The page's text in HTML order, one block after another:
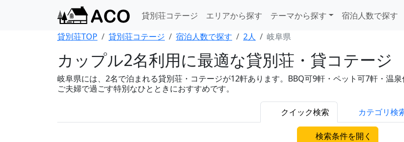
貸別荘コテージ エリアから探す テーマから探す 宿泊人数で探す
貸別荘TOP
貸別荘コテージ 宿泊人数で探す 2人 岐阜県
カップル2名利用に最適な貸別荘・貸コテージ
岐阜県には、2名で泊まれる貸別荘・コテージが12軒あります。BBQ可9軒・ペット可7軒・温
ご夫婦で過ごす特別なひとときにおすすめです。
クイック検索 カテゴリ検
検索条件を開く